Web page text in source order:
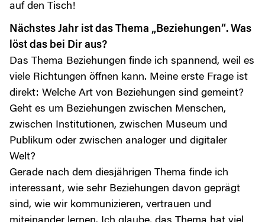
auf den Tisch!
Nächstes Jahr ist das Thema „Beziehungen“. Was
löst das bei Dir aus?
Das Thema Beziehungen finde ich spannend, weil es
viele Richtungen öffnen kann. Meine erste Frage ist
direkt: Welche Art von Beziehungen sind gemeint?
Geht es um Beziehungen zwischen Menschen,
zwischen Institutionen, zwischen Museum und
Publikum oder zwischen analoger und digitaler
Welt?
Gerade nach dem diesjährigen Thema finde ich
interessant, wie sehr Beziehungen davon geprägt
sind, wie wir kommunizieren, vertrauen und